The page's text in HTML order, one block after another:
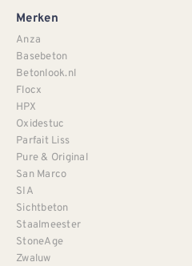
Merken
Anza
Basebeton
Betonlook.nl
Flocx
HPX
Oxidestuc
Parfait Liss
Pure & Original
San Marco
SIA
Sichtbeton
Staalmeester
StoneAge
Zwaluw